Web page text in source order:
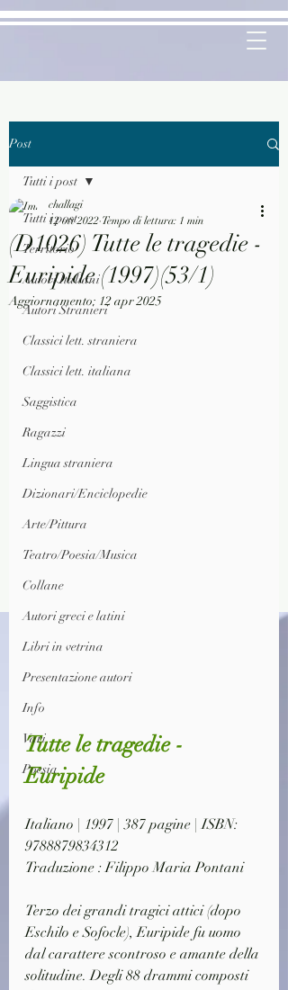
Post
Tutti i post
Territorio
Autori Italiani
Autori Stranieri
Classici lett. straniera
Classici lett. italiana
Saggistica
Ragazzi
Lingua straniera
Dizionari/Enciclopedie
Arte/Pittura
Teatro/Poesia/Musica
Collane
Autori greci e latini
Libri in vetrina
Presentazione autori
Info
Vari
Poesia
Tutti i post
(D1026) Tutte le tragedie -
Euripide (1997)(53/1)
challagi
12 ott 2022 Tempo di lettura: 1 min
Aggiornamento: 12 apr 2025
Tutte le tragedie -
Euripide
Italiano | 1997 | 387 pagine | ISBN:
9788879834312
Traduzione : Filippo Maria Pontani
Terzo dei grandi tragici attici (dopo
Eschilo e Sofocle), Euripide fu uomo
dal carattere scontroso e amante della
solitudine. Degli 88 drammi composti